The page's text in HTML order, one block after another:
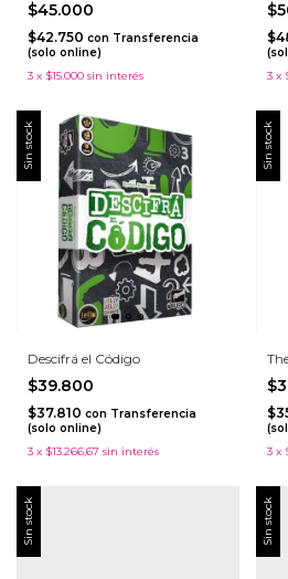
$45.000
$42.750 con Transferencia
(solo online)
3 x $15.000 sin interés
3 x
Sin stock
Descifrá el Código
$39.800
$37.810 con Transferencia
(solo online)
3 x $13.266,67 sin interés
Sin stock
3 x
Sin stock Sin stock